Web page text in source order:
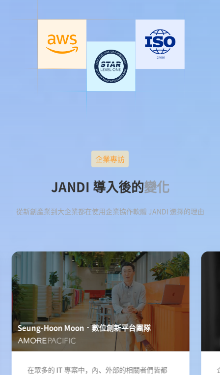
企業專訪
JANDI 導入後的變化
從新創產業到大企業都在使用企業協作軟體 JANDI 選擇的理由
Seung-Hoon Moon 數位創新平台團隊
在眾多的 IT 專案中，內、外部的相關者們皆都